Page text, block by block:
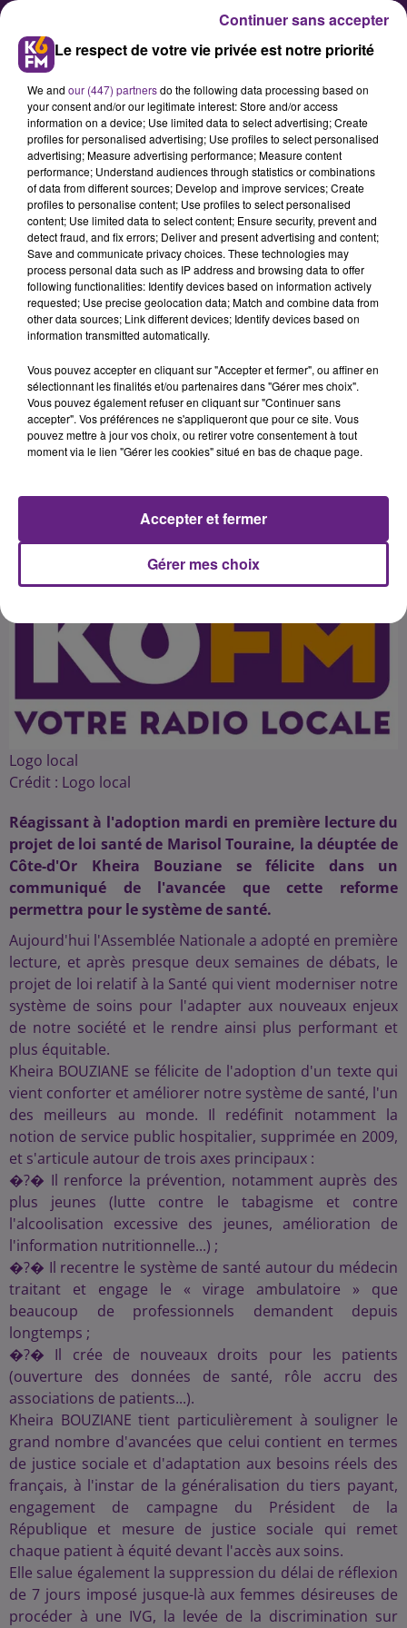
La députée Kheira Bouziane voit
"une avancée" dans le projet de
loi santé
Réagissant à l'adoption mardi en
première lecture du projet de loi
santé de Marisol Touraine, la
Bouziane se félicite dans un
communiqué de l'avancée que
cette reforme permettra pour le
Publié : 15 avril 2015 à 11h10 par 45
Logo local
Crédit : Logo local
Réagissant à l'adoption mardi en première lecture du
projet de loi santé de Marisol Touraine, la déuptée de
Côte-d'Or Kheira Bouziane se félicite dans un
communiqué de l'avancée que cette reforme
permettra pour le système de santé.
Aujourd'hui l'Assemblée Nationale a adopté en première
lecture, et après presque deux semaines de débats, le
projet de loi relatif à la Santé qui vient moderniser notre
système de soins pour l'adapter aux nouveaux enjeux
de notre société et le rendre ainsi plus performant et
plus équitable.
Kheira BOUZIANE se félicite de l'adoption d'un texte qui
vient conforter et améliorer notre système de santé, l'un
des meilleurs au monde. Il redéfinit notamment la
notion de service public hospitalier, supprimée en 2009,
et s'articule autour de trois axes principaux :
�?� Il renforce la prévention, notamment auprès des
plus jeunes (lutte contre le tabagisme et contre
l'alcoolisation excessive des jeunes, amélioration de
l'information nutritionnelle...) ;
�?� Il recentre le système de santé autour du médecin
traitant et engage le « virage ambulatoire » que
beaucoup de professionnels demandent depuis
longtemps ;
�?� Il crée de nouveaux droits pour les patients
(ouverture des données de santé, rôle accru des
associations de patients...).
Kheira BOUZIANE tient particulièrement à souligner le
grand nombre d'avancées que celui contient en termes
de justice sociale et d'adaptation aux besoins réels des
français, à l'instar de la généralisation du tiers payant,
engagement de campagne du Président de la
République et mesure de justice sociale qui remet
chaque patient à équité devant l'accès aux soins.
Elle salue également la suppression du délai de réflexion
de 7 jours imposé jusque-là aux femmes désireuses de
procéder à une IVG, la levée de la discrimination sur
Le respect de votre vie privée est notre priorité
We and our (447) partnersdo the following data processing based on
your consent and/or our legitimate interest: Store and/or access
information on a device; Use limited data to select advertising; Create
profiles for personalised advertising; Use profiles to select personalised
advertising; Measure advertising performance; Measure content
performance; Understand audiences through statistics or combinations
of data from different sources; Develop and improve services; Create
profiles to personalise content; Use profiles to select personalised
content; Use limited data to select content; Ensure security, prevent and
detect fraud, and fix errors; Deliver and present advertising and content;
Save and communicate privacy choices. These technologies may
process personal data such as IP address and browsing data to offer
following functionalities: Identify devices based on information actively
requested; Use precise geolocation data; Match and combine data from
other data sources; Link different devices; Identify devices based on
information transmitted automatically.
Vous pouvez accepter en cliquant sur "Accepter et fermer", ou affiner en
sélectionnant les finalités et/ou partenaires dans "Gérer mes choix".
Vous pouvez également refuser en cliquant sur "Continuer sans
accepter". Vos préférences ne s'appliqueront que pour ce site. Vous
pouvez mettre à jour vos choix, ou retirer votre consentement à tout
moment via le lien "Gérer les cookies" situé en bas de chaque page.
Gérer mes choix
Accepter et fermer
Continuer sans accepter